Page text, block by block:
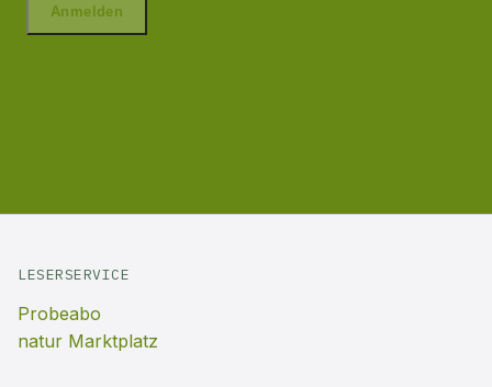
LESERSERVICE
Probeabo
natur Marktplatz